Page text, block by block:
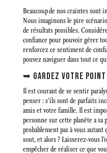
Beaucoup de nos craintes sont
Nous imaginons le pire
de résultats possibles.
confiance pour pouvoir gérer
renforcez ce sentiment de
pouvez naviguer dans tout ce
➥ GARDEZ VOTRE POINT
Il est courant de se sentir
penser : s’ils sont de parfaits
amis et votre famille. Il est
personne sur cette planète a sa
probablement pas à vous autant
sont, et alors ? Laisserez-vous
empêcher de réaliser ce que